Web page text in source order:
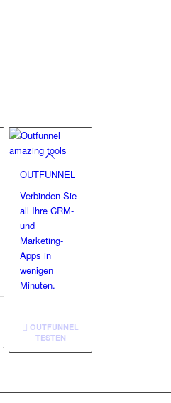
OUTFUNNEL
Verbinden Sie
all Ihre CRM-
und
Marketing-
Apps in
wenigen
Minuten.
OUTFUNNEL
TESTEN